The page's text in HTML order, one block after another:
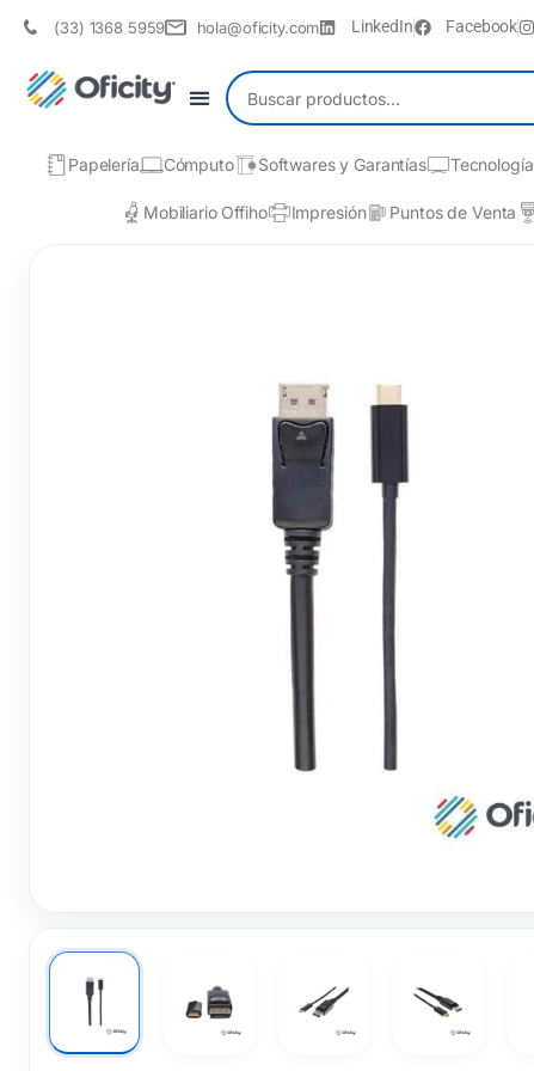
(33) 1368 5959 hola@oficity.com LinkedIn Facebook
Papelería Cómputo Softwares y Garantías Tecnología
Mobiliario Offiho Impresión Puntos de Venta